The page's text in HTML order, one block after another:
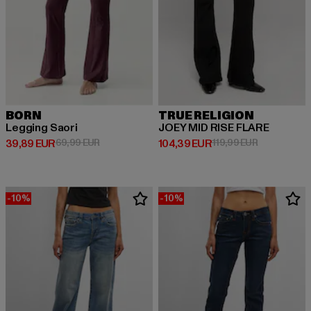
BORN
Legging Saori
39,89 EUR
Prix courant: 39,89 EUR
69,99 EURPrix en promotion: 69,99 EUR
TRUE RELIGION
JOEY MID RISE FLARE
104,39 EUR
Prix courant: 104,39 EUR
119,99 EURPrix en
-10% -10%